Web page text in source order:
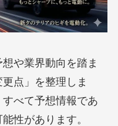
や業界動向を踏ま
点」を整理しま
べて予想情報であ
性があります。